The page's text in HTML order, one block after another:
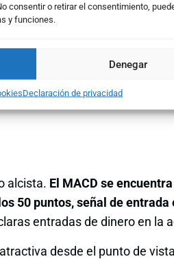
consentir o retirar el consentimiento,
y funciones.
Denegar
Declaración de privacidad
alcista. El MACD se
50 puntos, señal de
entradas de dinero en la
desde el punto de